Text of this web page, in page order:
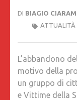
DI BIAGIO
ATTUALITÀ
L’abbandono
motivo della
un gruppo di
e Vittime della